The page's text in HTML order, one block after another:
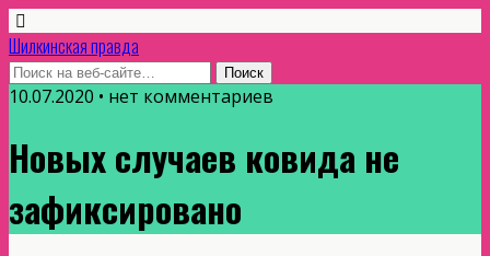
Шилкинская правда
10.07.2020 • нет комментариев
Новых случаев ковида не
зафиксировано